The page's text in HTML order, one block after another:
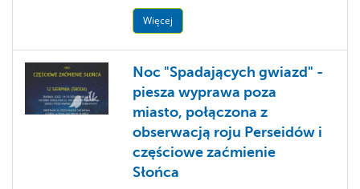
Więcej
Noc "Spadających gwiazd" -
piesza wyprawa poza
miasto, połączona z
obserwacją roju Perseidów i
częściowe zaćmienie
Słońca